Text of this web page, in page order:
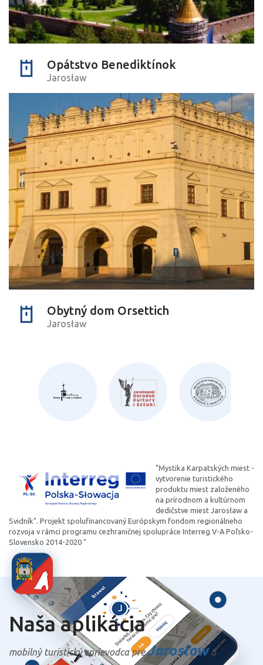
Opátstvo Benediktínok
Jarosław
Obytný dom Orsettich
Jarosław
"Mystika Karpatských miest -
vytvorenie turistického
produktu miest založeného
na prírodnom a kultúrnom
dedičstve miest Jarosław a
Svidník". Projekt spolufinancovaný Európskym fondom regionálneho
rozvoja v rámci programu cezhraničnej spolupráce Interreg V-A Poľsko-
Slovensko 2014-2020 "
Naša aplikácia
mobilný turistický sprievodca preJarosława